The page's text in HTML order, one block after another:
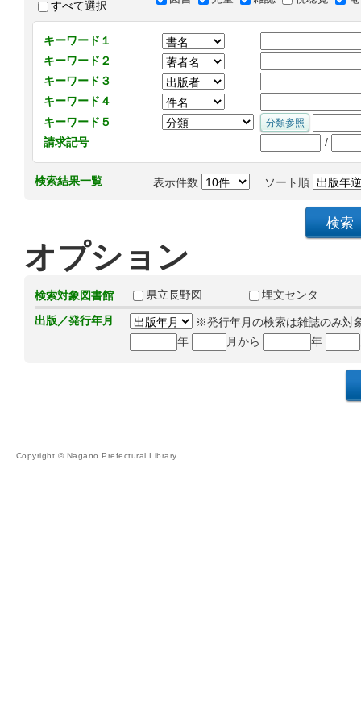
すべて選択
キーワード１
キーワード２
キーワード３
キーワード４
キーワード５
請求記号
/
検索結果一覧 表示件数 ソート順
オプション
検索対象図書館 県立長野図
埋文センタ
出版／発行年月
※発行年月の検索は雑誌のみ対
年
月から 年
Copyright © Nagano Prefectural Library